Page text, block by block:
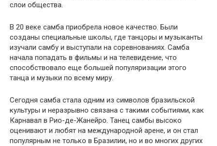
слои общества.
В 20 веке самба приобрела новое качество. Были
созданы специальные школы, где танцоры и музыканты
изучали самбу и выступали на соревнованиях. Самба
начала попадать в фильмы и на телевидение, что
способствовало еще большей популяризации этого
танца и музыки по всему миру.
Сегодня самба стала одним из символов бразильской
культуры и неразрывно связана с такими событиями, как
Карнавал в Рио-де-Жанейро. Танец самбы высоко
оценивают и любят на международной арене, и он стал
популярным не только в Бразилии, но и во многих других